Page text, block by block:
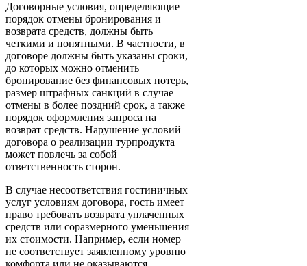
Договорные условия, определяющие
порядок отмены бронирования и
возврата средств, должны быть
четкими и понятными. В частности, в
договоре должны быть указаны сроки,
до которых можно отменить
бронирование без финансовых потерь,
размер штрафных санкций в случае
отмены в более поздний срок, а также
порядок оформления запроса на
возврат средств. Нарушение условий
договора о реализации турпродукта
может повлечь за собой
ответственность сторон.
В случае несоответствия гостиничных
услуг условиям договора, гость имеет
право требовать возврата уплаченных
средств или соразмерного уменьшения
их стоимости. Например, если номер
не соответствует заявленному уровню
комфорта или не оказываются